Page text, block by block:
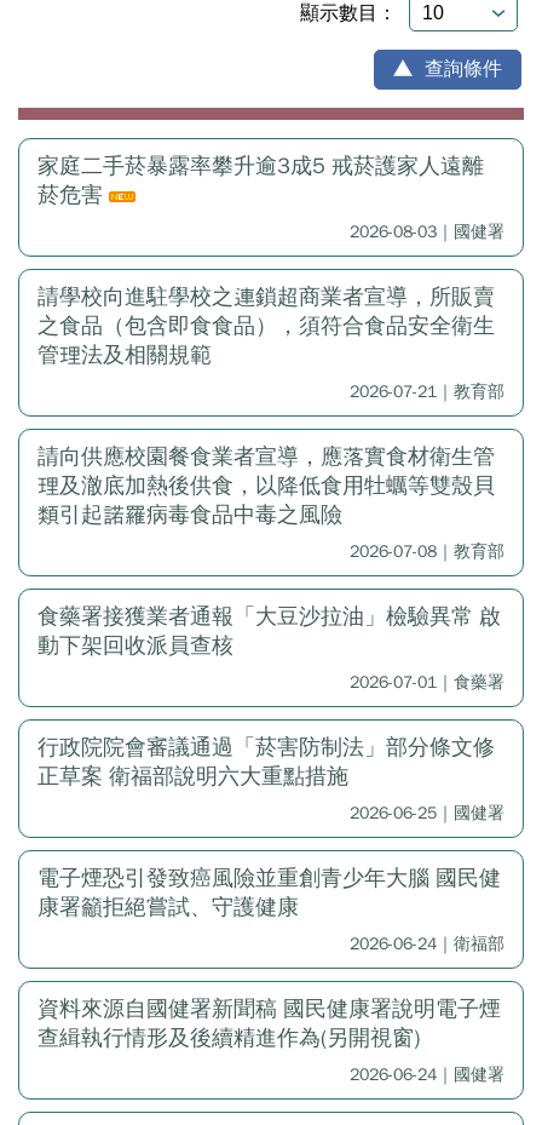
顯示數目：
查詢條件
家庭二手菸暴露率攀升逾3成5 戒菸護家人遠離
菸危害
2026-08-03｜國健署
請學校向進駐學校之連鎖超商業者宣導，所販賣
之食品（包含即食食品），須符合食品安全衛生
管理法及相關規範
2026-07-21｜教育部
請向供應校園餐食業者宣導，應落實食材衛生管
理及澈底加熱後供食，以降低食用牡蠣等雙殼貝
類引起諾羅病毒食品中毒之風險
2026-07-08｜教育部
食藥署接獲業者通報「大豆沙拉油」檢驗異常 啟
動下架回收派員查核
2026-07-01｜食藥署
行政院院會審議通過「菸害防制法」部分條文修
正草案 衛福部說明六大重點措施
2026-06-25｜國健署
電子煙恐引發致癌風險並重創青少年大腦 國民健
康署籲拒絕嘗試、守護健康
2026-06-24｜衛福部
資料來源自國健署新聞稿 國民健康署說明電子煙
查緝執行情形及後續精進作為(另開視窗)
2026-06-24｜國健署